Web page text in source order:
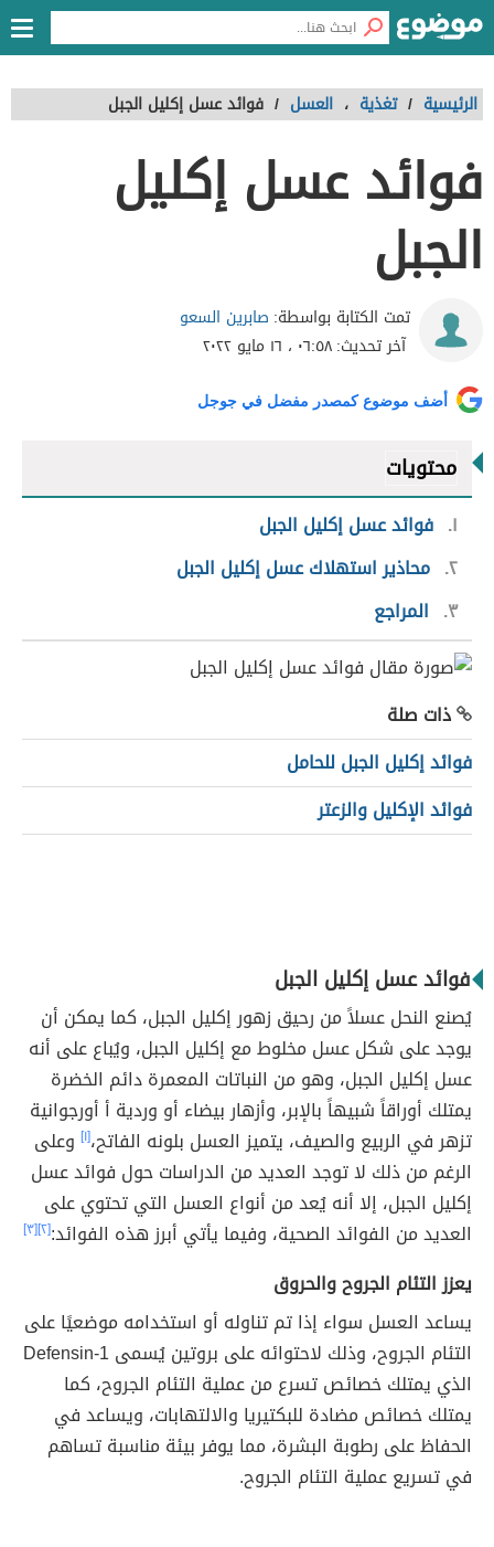
الرئيسية / تغذية ، العسل / فوائد عسل إكليل الجبل
فوائد عسل إكليل
الجبل
تمت الكتابة بواسطة: صابرين السعو
آخر تحديث:٠٦:٥٨ ، ١٦ مايو ٢٠٢٢
أضف موضوع كمصدر مفضل في جوجل
محتويات
١ فوائد عسل إكليل الجبل
٢ محاذير استهلاك عسل إكليل الجبل
٣
المراجع
ذات صلة
فوائد إكليل الجبل للحامل
فوائد الإكليل والزعتر
فوائد عسل إكليل الجبل
يُصنع النحل عسلاً من رحيق زهور إكليل الجبل، كما يمكن أن
يوجد على شكل عسل مخلوط مع إكليل الجبل، ويُباع على أنه
عسل إكليل الجبل، وهو من النباتات المعمرة دائم الخضرة
يمتلك أوراقاً شبيهاً بالإبر، وأزهار بيضاء أو وردية أ أورجوانية
تزهر في الربيع والصيف، يتميز العسل بلونه الفاتح،[١] وعلى
الرغم من ذلك لا توجد العديد من الدراسات حول فوائد عسل
إكليل الجبل، إلا أنه يُعد من أنواع العسل التي تحتوي على
العديد من الفوائد الصحية، وفيما يأتي أبرز هذه الفوائد:[٢] [٣]
يعزز التئام الجروح والحروق
يساعد العسل سواء إذا تم تناوله أو استخدامه موضعيًا على
التئام الجروح، وذلك لاحتوائه على بروتين يُسمى Defensin-1
الذي يمتلك خصائص تسرع من عملية التئام الجروح، كما
يمتلك خصائص مضادة للبكتيريا والالتهابات، ويساعد في
الحفاظ على رطوبة البشرة، مما يوفر بيئة مناسبة تساهم
في تسريع عملية التئام الجروح.